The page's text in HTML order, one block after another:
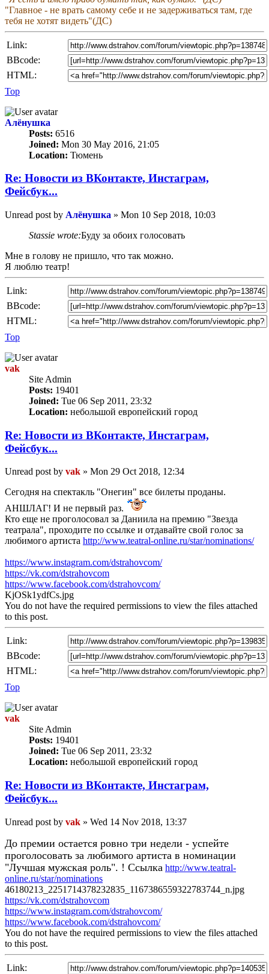
"Главное - не врать самому себе и не задерживаться там, где
тебя не хотят видеть"(ДС)
Link:
BBcode:
HTML:
Top
Алёнушка
Posts: 6516
Joined: Mon 30 May 2016, 21:05
Location: Тюмень
Re: Новости из ВКонтакте, Инстаграм,
Фейсбук...
Unread post by Алёнушка » Mon 10 Sep 2018, 10:03
Stassie wrote:Буду за обоих голосовать
Мне в голову не пришло, что так можно.
Я люблю театр!
Link:
BBcode:
HTML:
Top
vak
Site Admin
Posts: 19401
Joined: Tue 06 Sep 2011, 23:32
Location: небольшой европейский город
Re: Новости из ВКонтакте, Инстаграм,
Фейсбук...
Unread post by vak » Mon 29 Oct 2018, 12:34
Сегодня на спектакль "Онегин" все билеты проданы.
АНШЛАГ! И не первый раз.
Кто еще не проголосовал за Даниила на премию "Звезда
театрала", проходите по ссылке и отдавайте свой голос за
любимого артиста http://www.teatral-online.ru/star/nominations/
https://www.instagram.com/dstrahovcom/
https://vk.com/dstrahovcom
https://www.facebook.com/dstrahovcom/
KjOSk1ydfCs.jpg
You do not have the required permissions to view the files attached
to this post.
Link:
BBcode:
HTML:
Top
vak
Site Admin
Posts: 19401
Joined: Tue 06 Sep 2011, 23:32
Location: небольшой европейский город
Re: Новости из ВКонтакте, Инстаграм,
Фейсбук...
Unread post by vak » Wed 14 Nov 2018, 13:37
До премии остается ровно три недели - успейте
проголосовать за любимого артиста в номинации
"Лучшая мужская роль". ! Ссылка http://www.teatral-
online.ru/star/nominations
46180213_2251714378232835_1167386559322783744_n.jpg
https://vk.com/dstrahovcom
https://www.instagram.com/dstrahovcom/
https://www.facebook.com/dstrahovcom/
You do not have the required permissions to view the files attached
to this post.
Link: